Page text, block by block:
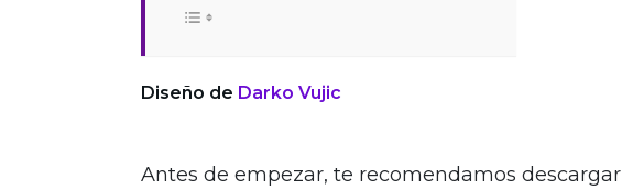
Diseño de Darko Vujic
Antes de empezar, te recomendamos descargar